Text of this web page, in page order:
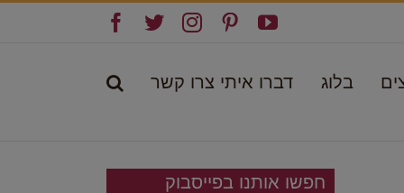
YouTube
Pinterest
Instagram
Twitter
בלוג דברו איתי צרו קשר
חפשו אותנו בפייסבוק